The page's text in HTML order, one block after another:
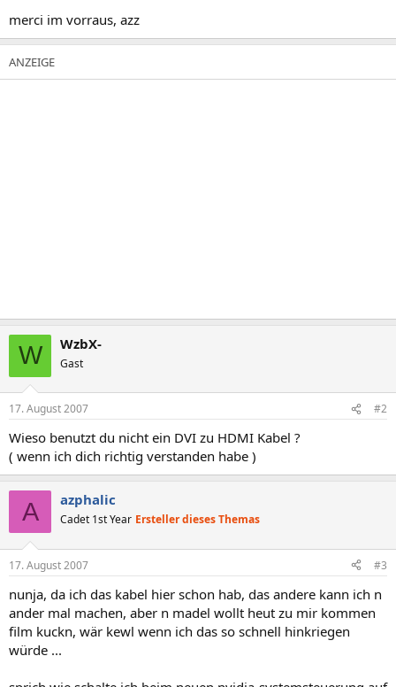
merci im vorraus, azz
W WzbX-
Gast
17. August 2007 #2
Wieso benutzt du nicht ein DVI zu HDMI Kabel ?
( wenn ich dich richtig verstanden habe )
A azphalic
Cadet 1st Year Ersteller dieses Themas
17. August 2007 #3
nunja, da ich das kabel hier schon hab, das andere kann ich n
ander mal machen, aber n madel wollt heut zu mir kommen
film kuckn, wär kewl wenn ich das so schnell hinkriegen
würde ...